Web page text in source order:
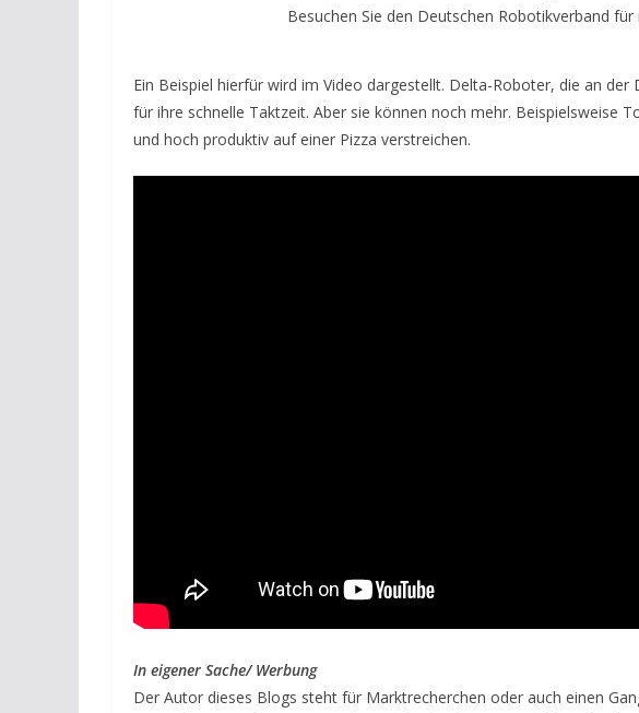
Besuchen Sie den Deutschen Robotikverband
Ein Beispiel hierfür wird im Video dargestellt. Delta-Roboter, die an der
für ihre schnelle Taktzeit. Aber sie können noch mehr. Beispielsweise
und hoch produktiv auf einer Pizza verstreichen.
In eigener Sache/ Werbung
Der Autor dieses Blogs steht für Marktrecherchen oder auch einen